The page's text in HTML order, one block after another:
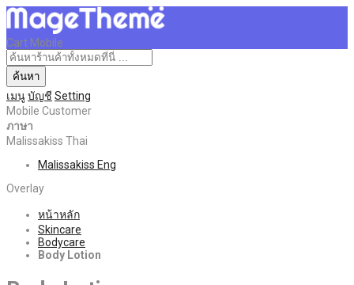
Cart Mobile
ค้นหา
เมนูบัญชี Setting
Mobile Customer
ภาษา
Malissakiss Thai
Malissakiss Eng
Overlay
หน้าหลัก
Skincare
Bodycare
Body Lotion